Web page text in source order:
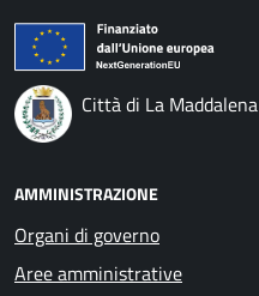
Città di La Maddalena
AMMINISTRAZIONE
Organi di governo
Aree amministrative